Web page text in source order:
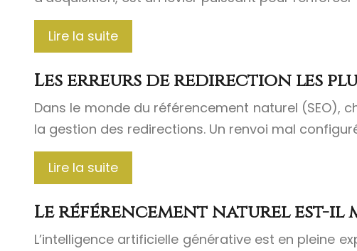
Lire la suite
Les erreurs de redirection les
Dans le monde du référencement naturel (SEO),
la gestion des redirections. Un renvoi mal
Lire la suite
Le référencement naturel est-il
L’intelligence artificielle générative est en pleine